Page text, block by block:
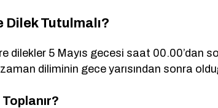
Tutulmalı?
dilekler 5 Mayıs gecesi saat 00.00’dan
diliminin gece yarısından sonra